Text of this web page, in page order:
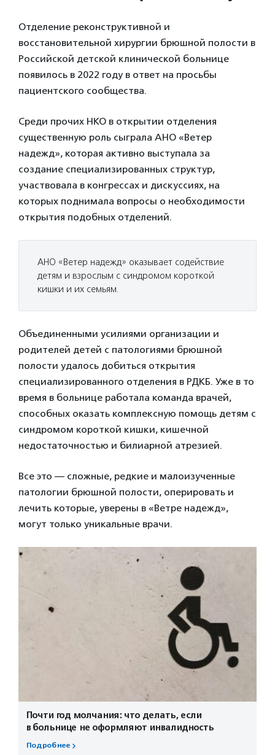
Отделение реконструктивной и
восстановительной хирургии брюшной полости в
Российской детской клинической больнице
появилось в 2022 году в ответ на просьбы
пациентского сообщества.
Среди прочих НКО в открытии отделения
существенную роль сыграла АНО «Ветер
надежд», которая активно выступала за
создание специализированных структур,
участвовала в конгрессах и дискуссиях, на
которых поднимала вопросы о необходимости
открытия подобных отделений.
АНО «Ветер надежд» оказывает содействие
детям и взрослым с синдромом короткой
кишки и их семьям.
Объединенными усилиями организации и
родителей детей с патологиями брюшной
полости удалось добиться открытия
специализированного отделения в РДКБ. Уже в то
время в больнице работала команда врачей,
способных оказать комплексную помощь детям с
синдромом короткой кишки, кишечной
недостаточностью и билиарной атрезией.
Все это — сложные, редкие и малоизученные
патологии брюшной полости, оперировать и
лечить которые, уверены в «Ветре надежд»,
могут только уникальные врачи.
Почти год молчания: что делать, если
в больнице не оформляют инвалидность
Подробнее